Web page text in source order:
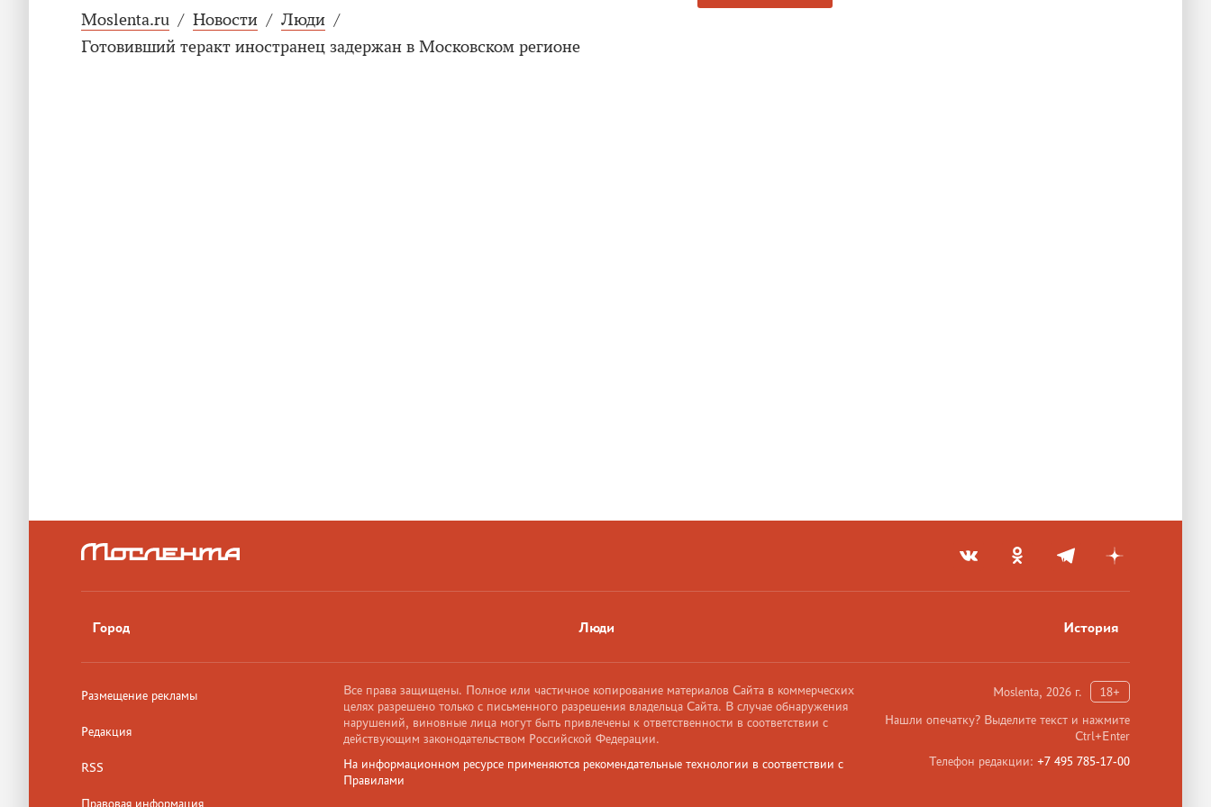
Moslenta.ru / Новости / Люди /
Готовивший теракт иностранец задержан в Московском регионе
Город Люди История
Размещение рекламы
Редакция
RSS
Правовая информация
Moslenta, 2026 г.
18+
Нашли опечатку? Выделите текст и нажмите
Ctrl+Enter
Телефон редакции: +7 495 785-17-00
Все права защищены. Полное или частичное копирование материалов Сайта в коммерческих
целях разрешено только с письменного разрешения владельца Сайта. В случае обнаружения
нарушений, виновные лица могут быть привлечены к ответственности в соответствии с
действующим законодательством Российской Федерации.
На информационном ресурсе применяются рекомендательные технологии в соответствии с
Правилами